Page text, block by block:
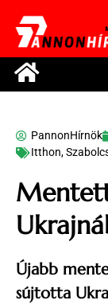
PannonHírnök
Itthon,
Újabb
sújtotta